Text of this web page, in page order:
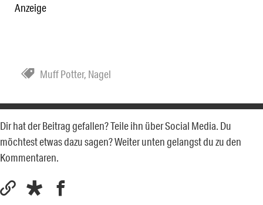
Anzeige
Muff Potter, Nagel
Dir hat der Beitrag gefallen? Teile ihn über Social Media. Du
möchtest etwas dazu sagen? Weiter unten gelangst du zu den
Kommentaren.